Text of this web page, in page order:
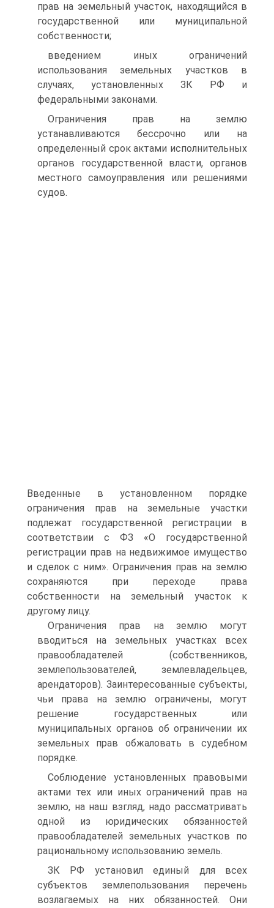
прав на земельный участок, находящийся в
государственной или муниципальной
собственности;
введением иных ограничений
использования земельных участков в
случаях, установленных ЗК РФ и
федеральными законами.
Ограничения прав на землю
устанавливаются бессрочно или на
определенный срок актами исполнительных
органов государственной власти, органов
местного самоуправления или решениями
судов.
Введенные в установленном порядке
ограничения прав на земельные участки
подлежат государственной регистрации в
соответствии с ФЗ «О государственной
регистрации прав на недвижимое имущество
и сделок с ним». Ограничения прав на землю
сохраняются при переходе права
собственности на земельный участок к
другому лицу.
Ограничения прав на землю могут
вводиться на земельных участках всех
правообладателей (собственников,
землепользователей, землевладельцев,
арендаторов). Заинтересованные субъекты,
чьи права на землю ограничены, могут
решение государственных или
муниципальных органов об ограничении их
земельных прав обжаловать в судебном
порядке.
Соблюдение установленных правовыми
актами тех или иных ограничений прав на
землю, на наш взгляд, надо рассматривать
одной из юридических обязанностей
правообладателей земельных участков по
рациональному использованию земель.
ЗК РФ установил единый для всех
субъектов землепользования перечень
возлагаемых на них обязанностей. Они